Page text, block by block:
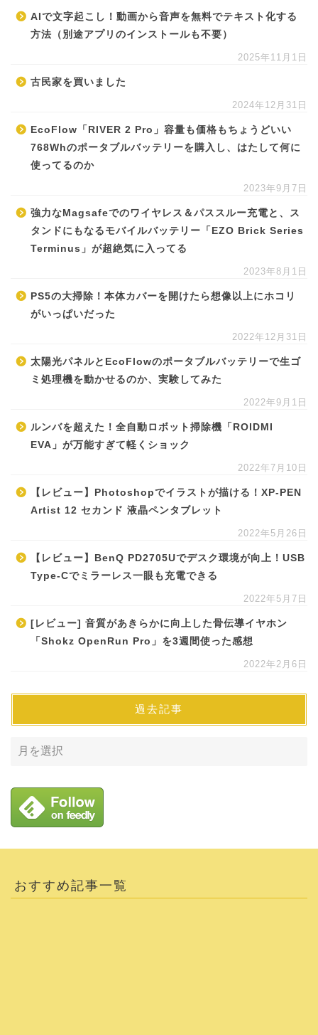
AIで文字起こし！動画から音声を無料でテキスト化する
方法（別途アプリのインストールも不要）
2025年11月1日
古民家を買いました
2024年12月31日
EcoFlow「RIVER 2 Pro」容量も価格もちょうどいい
768Whのポータブルバッテリーを購入し、はたして何に
使ってるのか
2023年9月7日
強力なMagsafeでのワイヤレス＆パススルー充電と、ス
タンドにもなるモバイルバッテリー「EZO Brick Series
Terminus」が超絶気に入ってる
2023年8月1日
PS5の大掃除！本体カバーを開けたら想像以上にホコリ
がいっぱいだった
2022年12月31日
太陽光パネルとEcoFlowのポータブルバッテリーで生ゴ
ミ処理機を動かせるのか、実験してみた
2022年9月1日
ルンバを超えた！全自動ロボット掃除機「ROIDMI
EVA」が万能すぎて軽くショック
2022年7月10日
【レビュー】Photoshopでイラストが描ける！XP-PEN
Artist 12 セカンド 液晶ペンタブレット
2022年5月26日
【レビュー】BenQ PD2705Uでデスク環境が向上！USB
Type-Cでミラーレス一眼も充電できる
2022年5月7日
[レビュー] 音質があきらかに向上した骨伝導イヤホン
「Shokz OpenRun Pro」を3週間使った感想
2022年2月6日
過去記事
おすすめ記事一覧